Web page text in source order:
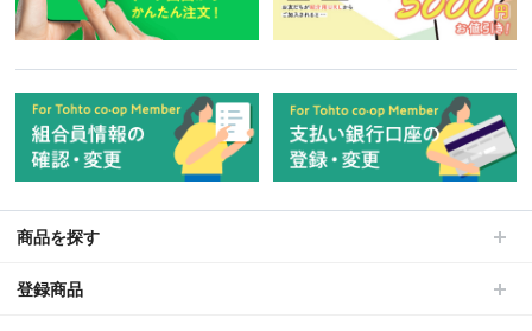
商品を探す
登録商品